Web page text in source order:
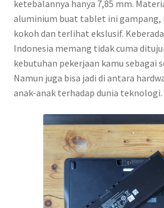
ketebalannya hanya 7,85 mm.
aluminium buat tablet ini gampang,
kokoh dan terlihat ekslusif.
Indonesia memang tidak cuma
kebutuhan pekerjaan kamu sebagai
Namun juga bisa jadi di antara
anak-anak terhadap dunia teknologi.